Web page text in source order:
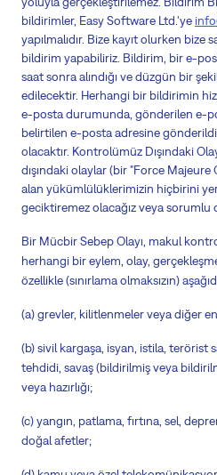
yapılmalıdır. Bize kayıt olurken bize
bildirim yapabiliriz. Bildirim, bir e-
saat sonra alındığı ve düzgün bir
edilecektir. Herhangi bir bildirimin
e-posta durumunda, gönderilen e-
belirtilen e-posta adresine
olacaktır. Kontrolümüz Dışındaki
dışındaki olaylar (bir "Force Majeure
alan yükümlülüklerimizin hiçbirini
geciktiremez olacağız veya sorumlu
Bir Mücbir Sebep Olayı, makul
herhangi bir eylem, olay,
özellikle (sınırlama olmaksızın)
(a) grevler, kilitlenmeler veya diğer
(b) sivil kargaşa, isyan, istila, terörist
tehdidi, savaş (bildirilmiş veya
veya hazırlığı;
(c) yangın, patlama, fırtına, sel,
doğal afetler;